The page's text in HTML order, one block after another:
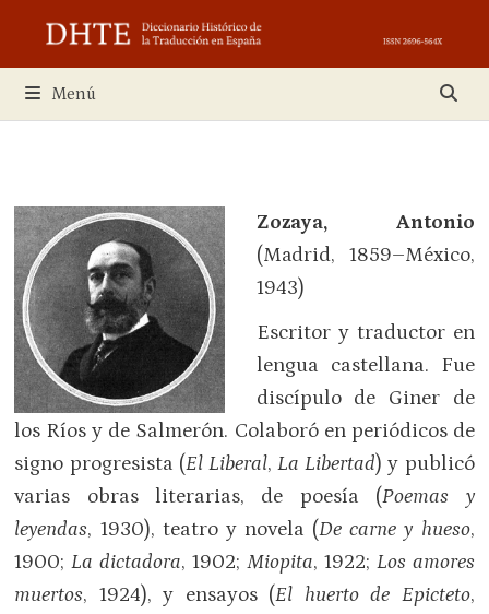
contenido
Menú
Zozaya, Antonio
(Madrid, 1859–México,
1943)
Escritor y traductor en
lengua castellana. Fue
discípulo de Giner de
los Ríos y de Salmerón. Colaboró en periódicos de
signo progresista (El Liberal,La Libertad) y publicó
varias obras literarias, de poesía (Poemas y
leyendas, 1930), teatro y novela (De carne y hueso,
1900;La dictadora, 1902; Miopita, 1922; Los amores
muertos, 1924), y ensayos (El huerto de Epicteto,